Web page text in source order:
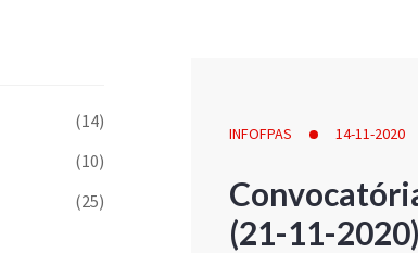
INFOFPAS 14-11-2020
(21-11-2020)
(14)
(10)
(25)